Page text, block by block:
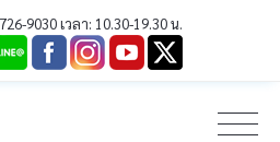
9030 เวลา: 10.30-19.30 น.